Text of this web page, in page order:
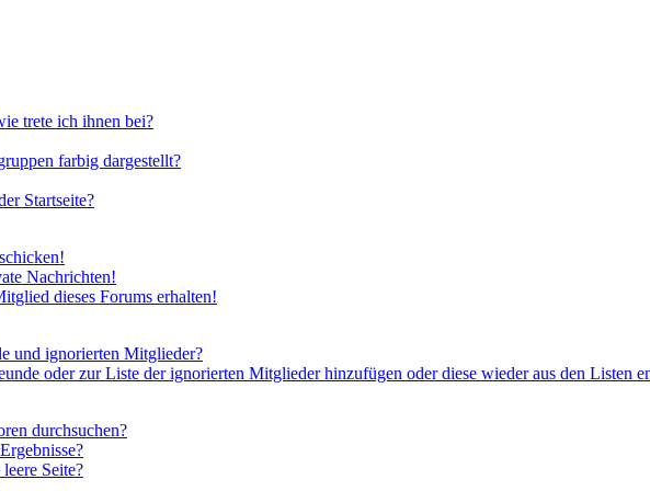
trete ich ihnen bei?
farbig dargestellt?
Startseite?
Nachrichten!
dieses Forums erhalten!
und ignorierten Mitglieder?
oder zur Liste der ignorierten Mitglieder hinzufügen oder diese wieder aus den Listen
durchsuchen?
Seite?